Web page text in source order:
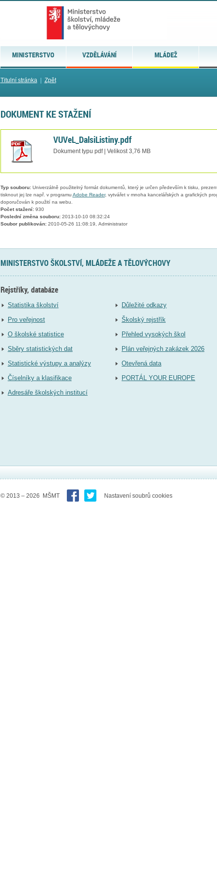
MINISTERSTVO VZDĚLÁVÁNÍ MLÁDEŽ
Titulní stránka| Zpět
DOKUMENT KE STAŽENÍ
VUVeL_DalsiListiny.pdf
Dokument typu pdf | Velikost 3,76 MB
Typ souboru:Univerzálně použitelný formát dokumentů, který je určen především k tisku,
tisknout jej lze např. v programu Adobe Reader, vytvářet v mnoha kancelářských a grafických
doporučován k použití na webu.
Počet stažení:930
Poslední změna souboru:2013-10-10 08:32:24
Soubor publikován:2010-05-26 11:08:19, Administrator
MINISTERSTVO ŠKOLSTVÍ, MLÁDEŽE A TĚLOVÝCHOVY
Rejstříky, databáze
Statistika školství
Pro veřejnost
O školské statistice
Sběry statistických dat
Statistické výstupy a analýzy
Číselníky a klasifikace
Adresáře školských institucí
Důležité odkazy
Školský rejstřík
Přehled vysokých škol
Plán veřejných zakázek 2026
Otevřená data
PORTÁL YOUR EUROPE
© 2013 – 2026 MŠMT Nastavení soubrů cookies